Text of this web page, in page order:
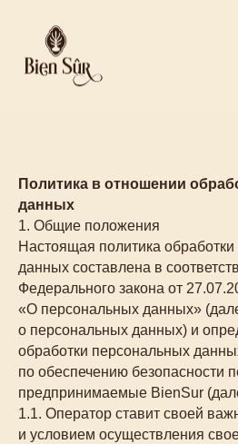
Политика в отношении
данных
1. Общие положения
Настоящая политика
данных составлена в
Федерального закона от
«О персональных данных»
о персональных данных) и
обработки персональных
по обеспечению безопасности
предпринимаемые BienSur
1.1. Оператор ставит своей
и условием осуществления